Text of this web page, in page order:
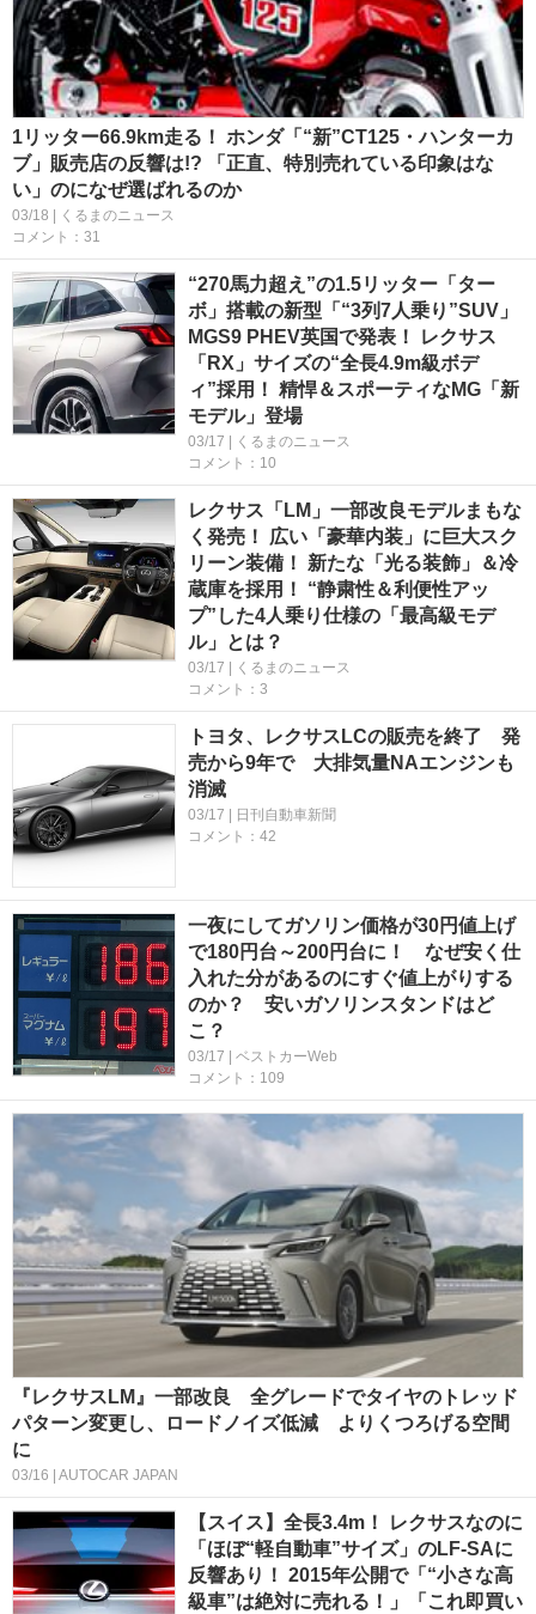
1リッター66.9km走る！ ホンダ「“新”CT125・ハンターカ
ブ」販売店の反響は!? 「正直、特別売れている印象はな
い」のになぜ選ばれるのか
03/18 | くるまのニュース
コメント：31
“270馬力超え”の1.5リッター「ター
ボ」搭載の新型「“3列7人乗り”SUV」
MGS9 PHEV英国で発表！ レクサス
「RX」サイズの“全長4.9m級ボデ
ィ”採用！ 精悍＆スポーティなMG「新
モデル」登場
03/17 | くるまのニュース
コメント：10
レクサス「LM」一部改良モデルまもな
く発売！ 広い「豪華内装」に巨大スク
リーン装備！ 新たな「光る装飾」＆冷
蔵庫を採用！ “静粛性＆利便性アッ
プ”した4人乗り仕様の「最高級モデ
ル」とは？
03/17 | くるまのニュース
コメント：3
トヨタ、レクサスLCの販売を終了 発
売から9年で 大排気量NAエンジンも
消滅
03/17 | 日刊自動車新聞
コメント：42
一夜にしてガソリン価格が30円値上げ
で180円台～200円台に！ なぜ安く仕
入れた分があるのにすぐ値上がりする
のか？ 安いガソリンスタンドはど
こ？
03/17 | ベストカーWeb
コメント：109
『レクサスLM』一部改良 全グレードでタイヤのトレッド
パターン変更し、ロードノイズ低減 よりくつろげる空間
に
03/16 | AUTOCAR JAPAN
【スイス】全長3.4m！ レクサスなのに
「ほぼ“軽自動車”サイズ」のLF-SAに
反響あり！ 2015年公開で「“小さな高
級車”は絶対に売れる！」「これ即買い